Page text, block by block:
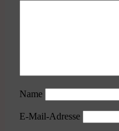
Name
E-Mail-Adresse